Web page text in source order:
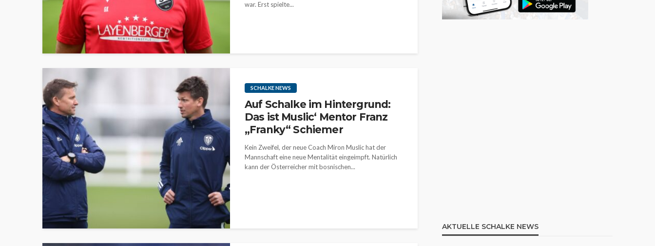
war. Erst spielte...
SCHALKE NEWS
Auf Schalke im Hintergrund:
Das ist Muslic‘ Mentor Franz
„Franky“ Schiemer
Kein Zweifel, der neue Coach Miron Muslic hat der
Mannschaft eine neue Mentalität eingeimpft. Natürlich
kann der Österreicher mit bosnischen...
AKTUELLE SCHALKE NEWS